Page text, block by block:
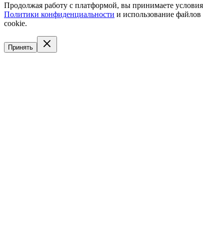
Продолжая работу с платформой, вы принимаете условия
Политики конфиденциальности и использование файлов
cookie.
Принять